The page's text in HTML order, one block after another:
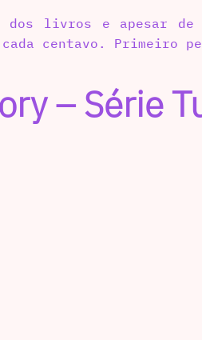
dos livros e apesar
centavo. Primeiro
– Série